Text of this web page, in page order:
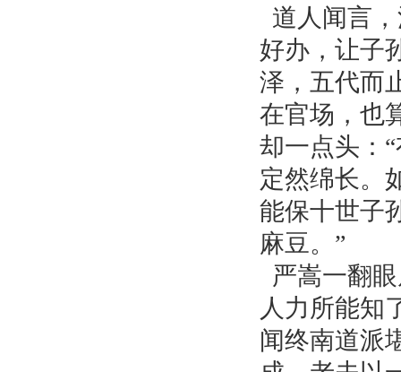
道人闻言
好办，让子
泽，五代而
在官场，也
却一点头：
定然绵长。
能保十世子
麻豆。”
严嵩一翻
人力所能知
闻终南道派